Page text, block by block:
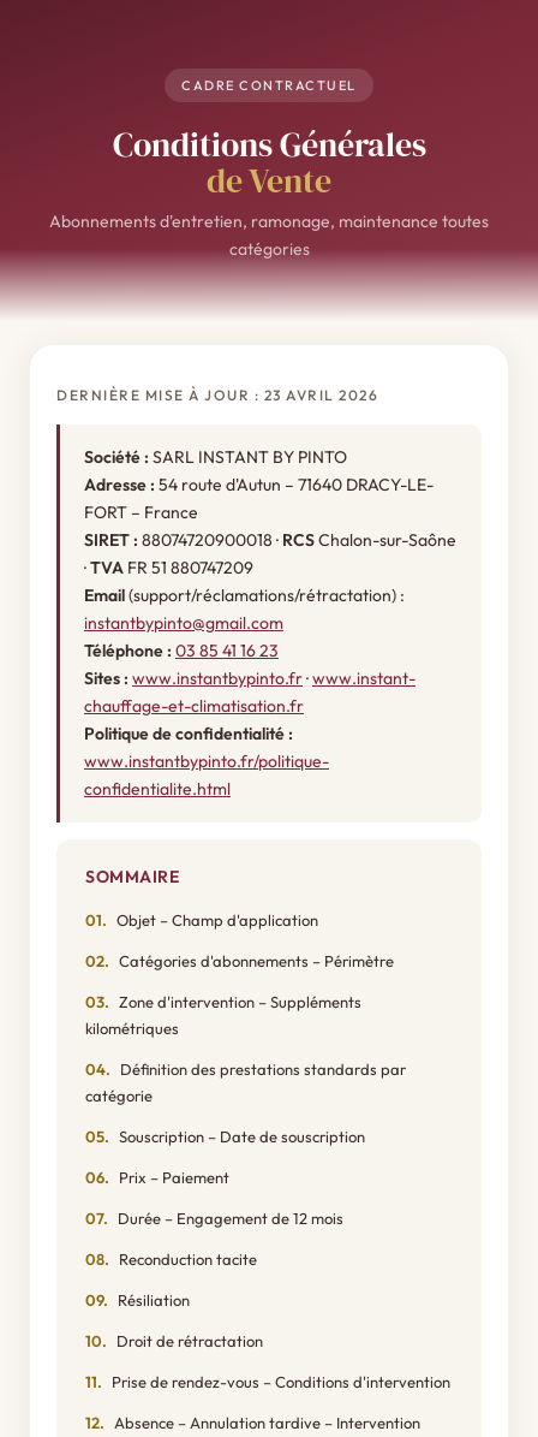
CADRE CONTRACTUEL
Conditions Générales
de Vente
Abonnements d'entretien, ramonage, maintenance toutes
catégories
DERNIÈRE MISE À JOUR : 23 AVRIL 2026
Société : SARL INSTANT BY PINTO
Adresse : 54 route d'Autun – 71640 DRACY-LE-
FORT – France
SIRET : 88074720900018 · RCSChalon-sur-Saône
·TVA FR 51 880747209
Email(support/réclamations/rétractation) :
instantbypinto@gmail.com
Téléphone : 03 85 41 16 23
Sites : www.instantbypinto.fr·www.instant-
chauffage-et-climatisation.fr
Politique de confidentialité :
www.instantbypinto.fr/politique-
confidentialite.html
SOMMAIRE
Objet – Champ d'application
Catégories d'abonnements – Périmètre
Zone d'intervention – Suppléments
kilométriques
Définition des prestations standards par
catégorie
Souscription – Date de souscription
Prix – Paiement
Durée – Engagement de 12 mois
Reconduction tacite
Résiliation
Droit de rétractation
Prise de rendez-vous – Conditions d'intervention
Absence – Annulation tardive – Intervention